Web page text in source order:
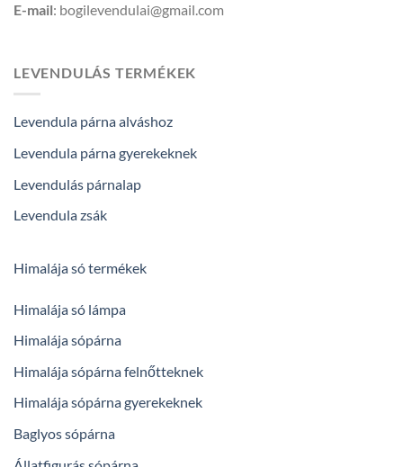
E-mail: bogilevendulai@gmail.com
LEVENDULÁS TERMÉKEK
Levendula párna alváshoz
Levendula párna gyerekeknek
Levendulás párnalap
Levendula zsák
Himalája só termékek
Himalája só lámpa
Himalája sópárna
Himalája sópárna felnőtteknek
Himalája sópárna gyerekeknek
Baglyos sópárna